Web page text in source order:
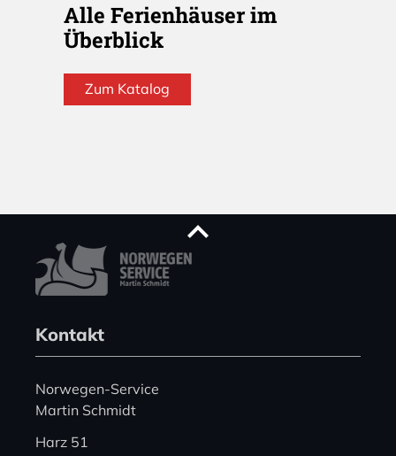
Alle Ferienhäuser im
Überblick
Zum Katalog
Kontakt
Norwegen-Service
Martin Schmidt
Harz 51